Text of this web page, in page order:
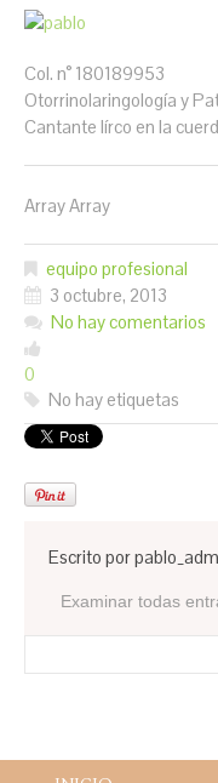
Col. n° 180189953
Otorrinolaringología y
Cantante lírco en la
Array Array
equipo profesional
3 octubre, 2013
No hay comentarios
0
No hay etiquetas
Escrito por
Examinar todas